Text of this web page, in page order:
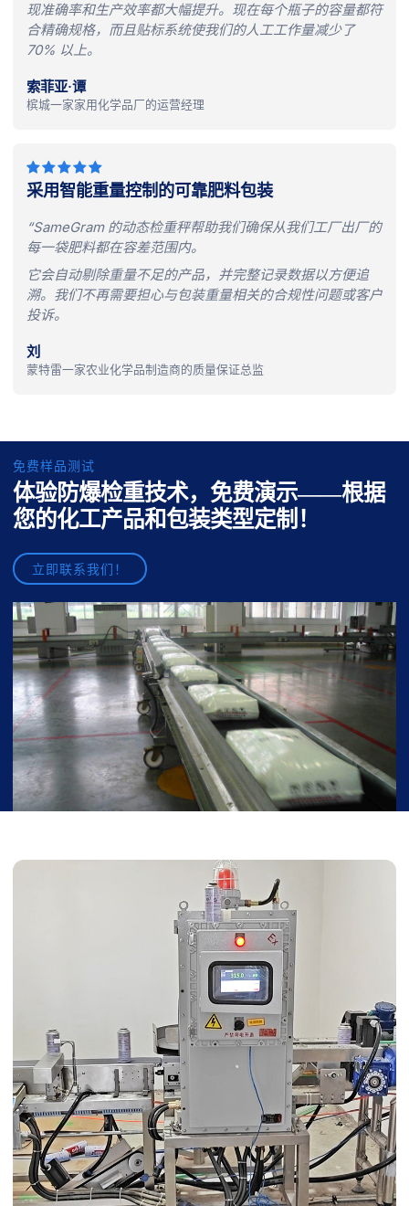
现准确率和生产效率都大幅提升。现在每个瓶子的容量都符
合精确规格，而且贴标系统使我们的人工工作量减少了
70% 以上。
索菲亚·谭
槟城一家家用化学品厂的运营经理
采用智能重量控制的可靠肥料包装
“SameGram 的动态检重秤帮助我们确保从我们工厂出厂的
每一袋肥料都在容差范围内。
它会自动剔除重量不足的产品，并完整记录数据以方便追
溯。我们不再需要担心与包装重量相关的合规性问题或客户
投诉。
刘
蒙特雷一家农业化学品制造商的质量保证总监
免费样品测试
体验防爆检重技术，免费演示——根据
您的化工产品和包装类型定制！
立即联系我们！